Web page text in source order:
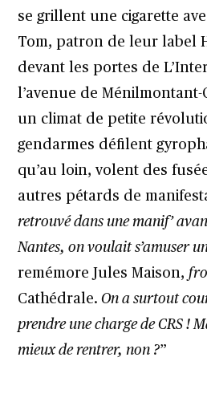
se grillent une cigarette
Tom, patron de leur label
devant les portes de
l’avenue de Ménilmontant-
un climat de petite
gendarmes défilent
qu’au loin, volent des
autres pétards de
retrouvé dans une manif’
Nantes, on voulait s’amuser
remémore Jules Maison,
Cathédrale. On a surtout
prendre une charge de CRS !
mieux de rentrer, non ?”